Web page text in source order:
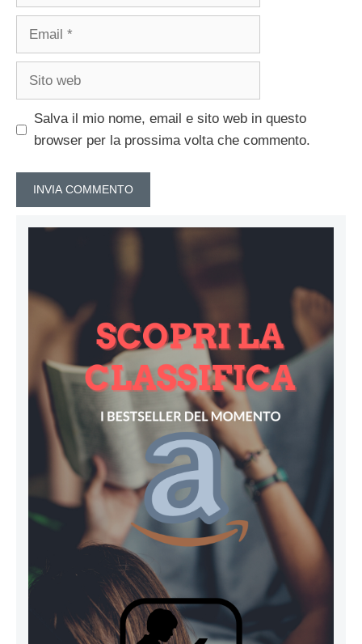
Email
Sito
Salva il mio nome, email e sito web in questo
browser per la prossima volta che commento.